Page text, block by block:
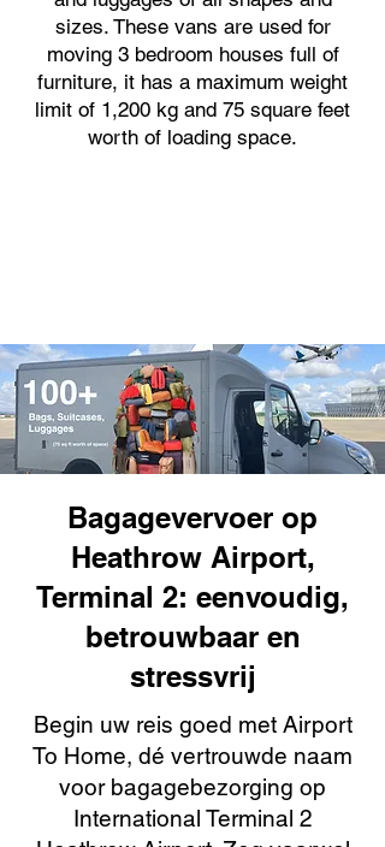
sizes. These vans are used for
moving 3 bedroom houses full of
furniture, it has a maximum weight
limit of 1,200 kg and 75 square feet
worth of loading space.
Bagagevervoer op
Heathrow Airport,
Terminal 2: eenvoudig,
betrouwbaar en
stressvrij
Begin uw reis goed met Airport
To Home, dé vertrouwde naam
voor bagagebezorging op
International Terminal 2